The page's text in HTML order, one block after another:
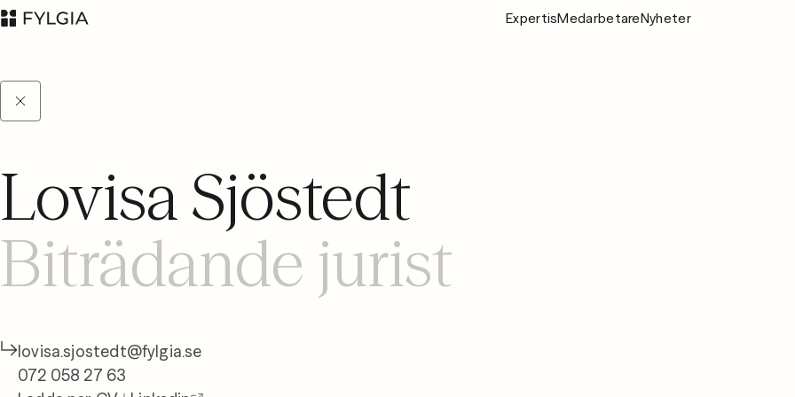
ExpertisMedarbetareNyheter
Advokatfirman Fylgia
Besöksadress:
Nybrogatan 11,
55555, 102 04
Stockholm
LinkedIn
Lovisa Sjöstedt
Biträdande jurist
lovisa.sjostedt@fylgia.se
072 058 27 63